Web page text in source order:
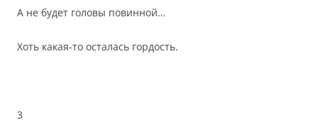
А не будет головы повинной…
Хоть какая-то осталась гордость.
3